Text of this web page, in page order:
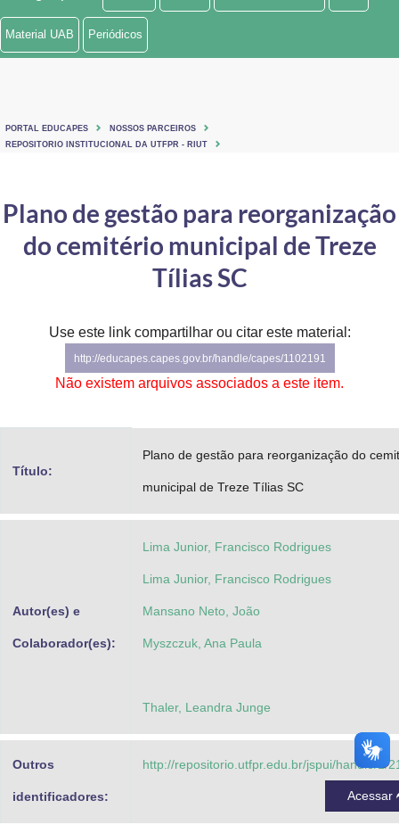
Ministério de Minas e Energia
Ministério do Turismo
Controladoria-Geral da União
Ministério da Mulher, da Família e dos Direitos Humanos
Secretaria de Governo
Gabinete de Segurança Institucional
Material UAB Periódicos
PORTAL EDUCAPES
NOSSOS PARCEIROS
REPOSITORIO INSTITUCIONAL DA UTFPR - RIUT
Plano de gestão para reorganização
do cemitério municipal de Treze
Tílias SC
Use este link compartilhar ou citar este material:
http://educapes.capes.gov.br/handle/capes/1102191
Não existem arquivos associados a este item.
Título:
Plano de gestão para reorganização do
municipal de Treze Tílias SC
Autor(es) e
Colaborador(es):
Lima Junior, Francisco Rodrigues
Lima Junior, Francisco Rodrigues
Mansano Neto, João
Myszczuk, Ana Paula
Thaler, Leandra Junge
Outros
identificadores:
http://repositorio.utfpr.edu.br/jspui/handle/1/
Acessar